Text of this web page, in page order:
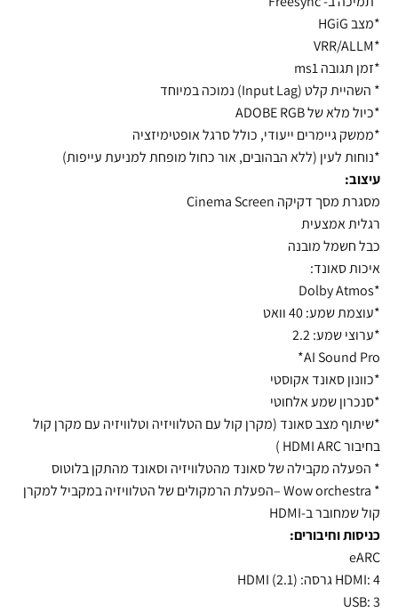
*מצב HGiG
*VRR/ALLM
*זמן תגובה ms1
* השהיית קלט (Input Lag) נמוכה במיוחד
*כיול מלא של ADOBE RGB
*ממשק גיימרים ייעודי, כולל סרגל אופטימיזציה
*נוחות לעין (ללא הבהובים, אור כחול מופחת למניעת עייפות)
עיצוב:
מסגרת מסך דקיקה Cinema Screen
רגלית אמצעית
כבל חשמל מובנה
איכות סאונד:
*Dolby Atmos
*עוצמת שמע: 40 וואט
*ערוצי שמע: 2.2
AI Sound Pro*
*כוונון סאונד אקוסטי
*סנכרון שמע אלחוטי
*שיתוף מצב סאונד (מקרן קול עם הטלוויזיה וטלוויזיה עם מקרן קול
בחיבור HDMI ARC )
* הפעלה מקבילה של סאונד מהטלוויזיה וסאונד מהתקן בלוטוס
* Wow orchestra –הפעלת הרמקולים של הטלוויזיה במקביל למקרן
קול שמחובר ב-HDMI
כניסות וחיבורים:
eARC
HDMI: 4 גרסה: HDMI (2.1)
USB: 3